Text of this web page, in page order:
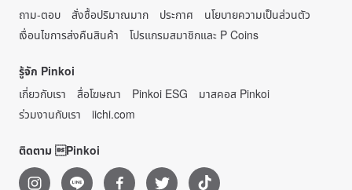
ถาม-ตอบ
สั่งซื้อปริมาณมาก ประกาศ
นโยบายความเป็นส่วนตัว
เงื่อนไขการส่งคืนสินค้า
โปรแกรมสมาชิกและ P Coins
รู้จัก Pinkoi
เกี่ยวกับเรา
สื่อโฆษณา Pinkoi ESG
มาสคอส Pinkoi
ร่วมงานกับเรา
iichi.com
ติดตาม Pinkoi